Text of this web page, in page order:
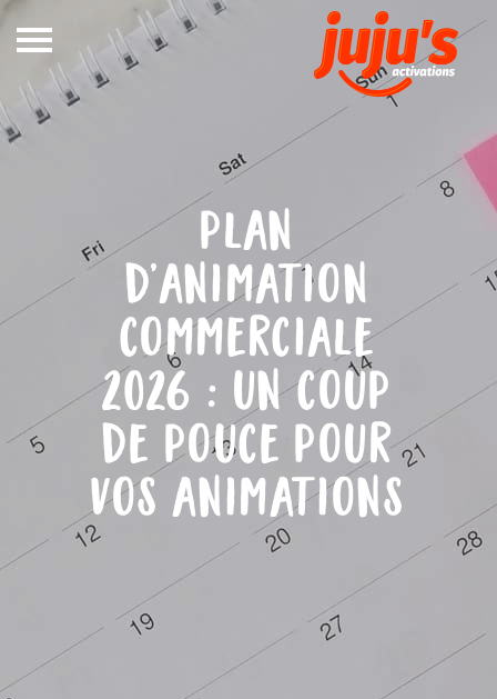
Notre
Out Store
Références
CONTACT
plan
d’animation
commerciale
2026 : un coup
de pouce pour
vos animations